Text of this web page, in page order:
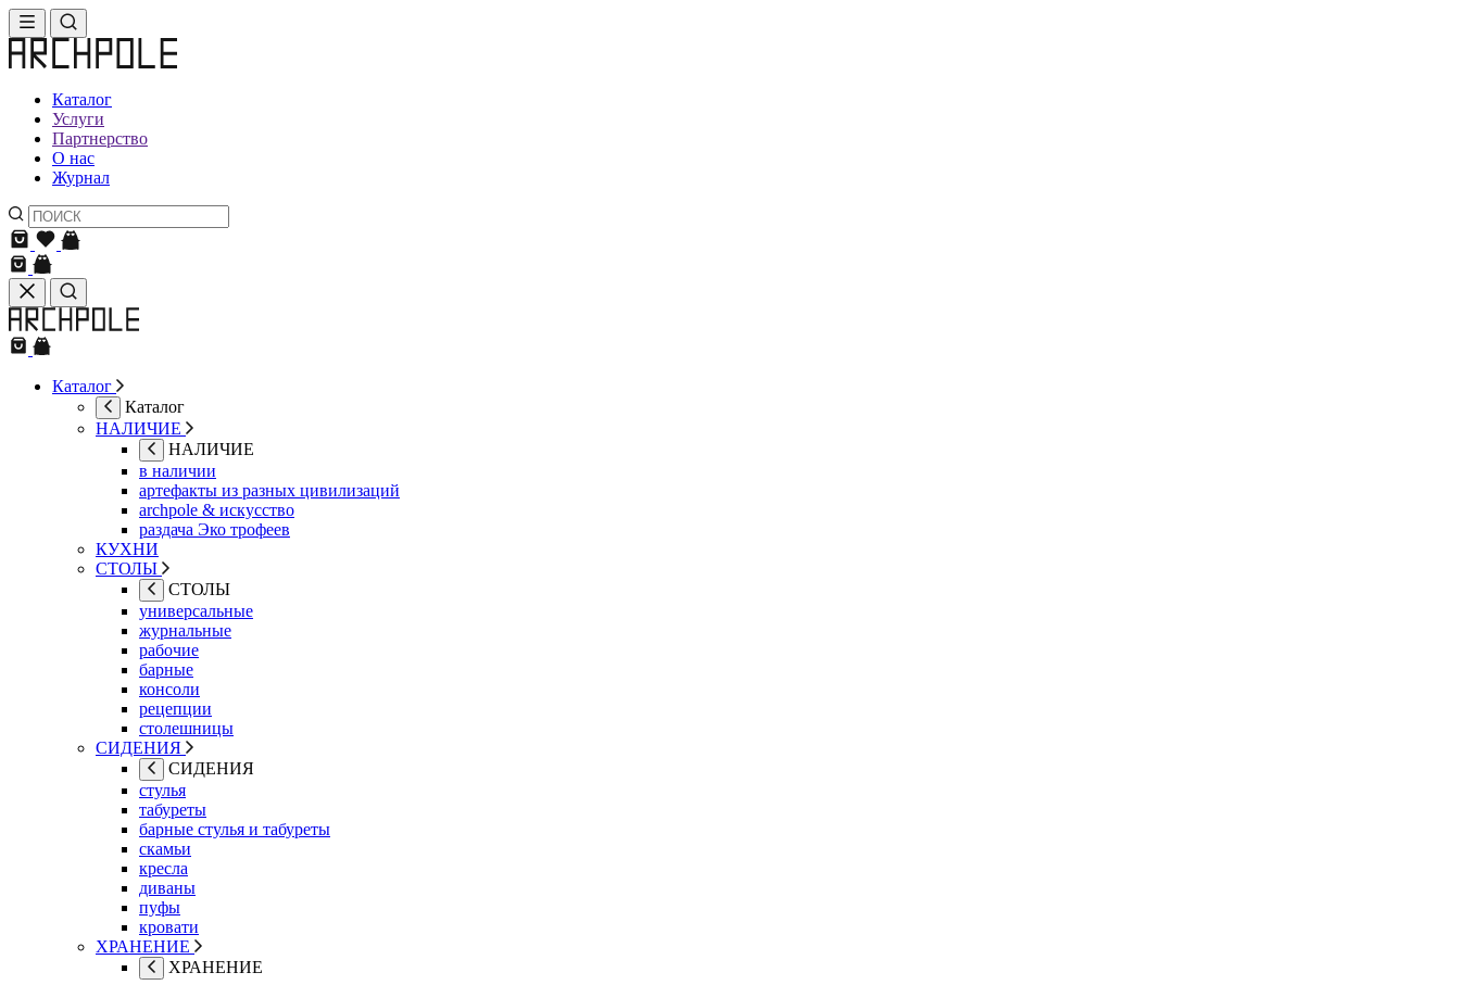
Каталог
Услуги
Партнерство
О нас
Журнал
Каталог
Каталог
НАЛИЧИЕ
НАЛИЧИЕ
в наличии
артефакты из разных цивилизаций
archpole & искусство
раздача Эко трофеев
КУХНИ
СТОЛЫ
СТОЛЫ
универсальные
журнальные
рабочие
барные
консоли
рецепции
столешницы
СИДЕНИЯ
СИДЕНИЯ
стулья
табуреты
барные стулья и табуреты
скамьи
кресла
диваны
пуфы
кровати
ХРАНЕНИЕ
ХРАНЕНИЕ